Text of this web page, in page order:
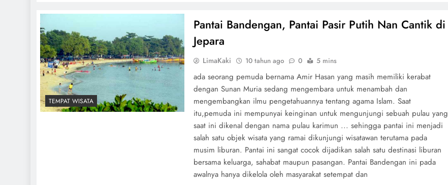
TEMPAT WISATA
Pantai Bandengan, Pantai Pasir Putih Nan Cantik di
Jepara
LimaKaki 10 tahun ago 0 5 mins
ada seorang pemuda bernama Amir Hasan yang masih memiliki kerabat
dengan Sunan Muria sedang mengembara untuk menambah dan
mengembangkan ilmu pengetahuannya tentang agama Islam. Saat
itu,pemuda ini mempunyai keinginan untuk mengunjungi sebuah pulau yang
saat ini dikenal dengan nama pulau karimun ... sehingga pantai ini menjadi
salah satu objek wisata yang ramai dikunjungi wisatawan terutama pada
musim liburan. Pantai ini sangat cocok dijadikan salah satu destinasi liburan
bersama keluarga, sahabat maupun pasangan. Pantai Bandengan ini pada
awalnya hanya dikelola oleh masyarakat setempat dan